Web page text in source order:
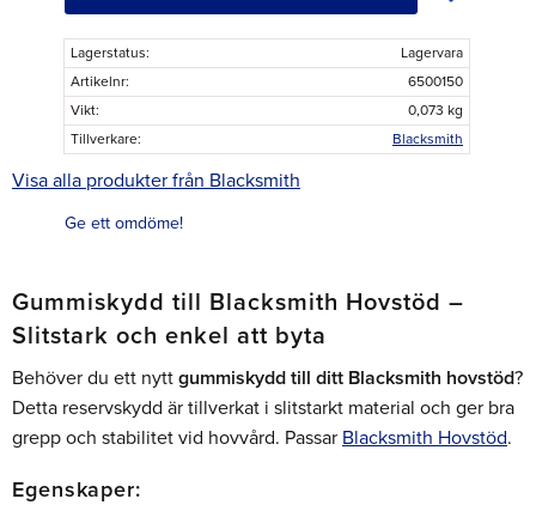
Lagerstatus
Lagervara
Artikelnr
6500150
Vikt
0,073 kg
Tillverkare
Blacksmith
Visa alla produkter från Blacksmith
Ge ett omdöme!
Gummiskydd till Blacksmith Hovstöd –
Slitstark och enkel att byta
Behöver du ett nytt gummiskydd till ditt Blacksmith hovstöd?
Detta reservskydd är tillverkat i slitstarkt material och ger bra
grepp och stabilitet vid hovvård. Passar Blacksmith Hovstöd.
Egenskaper: